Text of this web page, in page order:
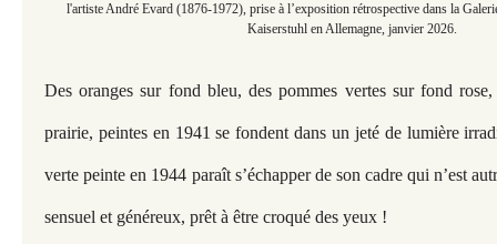
l'artiste André Evard (1876-1972), prise à l’exposition rétrospective dans la
Kaiserstuhl en Allemagne, janvier 2026.
Des oranges sur fond bleu, des pommes vertes sur fond
prairie, peintes en 1941 se fondent dans un jeté de lumière
verte peinte en 1944 paraît s’échapper de son cadre qui n’est
sensuel et généreux, prêt à être croqué des yeux !